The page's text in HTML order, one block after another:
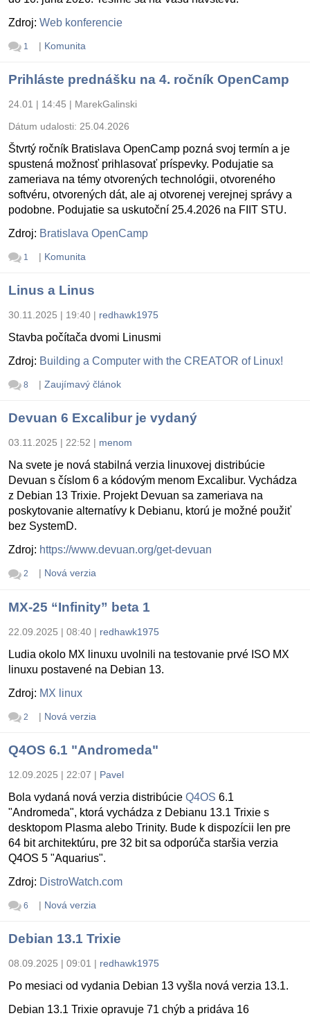
Zdroj: Web konferencie
1 | Komunita
Prihláste prednášku na 4. ročník OpenCamp
24.01 | 14:45 | MarekGalinski
Dátum udalosti: 25.04.2026
Štvrtý ročník Bratislava OpenCamp pozná svoj termín a je
spustená možnosť prihlasovať príspevky. Podujatie sa
zameriava na témy otvorených technológii, otvoreného
softvéru, otvorených dát, ale aj otvorenej verejnej správy a
podobne. Podujatie sa uskutoční 25.4.2026 na FIIT STU.
Zdroj: Bratislava OpenCamp
1 | Komunita
Linus a Linus
30.11.2025 | 19:40 | redhawk1975
Stavba počítača dvomi Linusmi
Zdroj: Building a Computer with the CREATOR of Linux!
8 | Zaujímavý článok
Devuan 6 Excalibur je vydaný
03.11.2025 | 22:52 | menom
Na svete je nová stabilná verzia linuxovej distribúcie
Devuan s číslom 6 a kódovým menom Excalibur. Vychádza
z Debian 13 Trixie. Projekt Devuan sa zameriava na
poskytovanie alternatívy k Debianu, ktorú je možné použiť
bez SystemD.
Zdroj: https://www.devuan.org/get-devuan
2 | Nová verzia
MX-25 “Infinity” beta 1
22.09.2025 | 08:40 | redhawk1975
Ludia okolo MX linuxu uvolnili na testovanie prvé ISO MX
linuxu postavené na Debian 13.
Zdroj: MX linux
2 | Nová verzia
Q4OS 6.1 "Andromeda"
12.09.2025 | 22:07 | Pavel
Bola vydaná nová verzia distribúcie Q4OS 6.1
"Andromeda", ktorá vychádza z Debianu 13.1 Trixie s
desktopom Plasma alebo Trinity. Bude k dispozícii len pre
64 bit architektúru, pre 32 bit sa odporúča staršia verzia
Q4OS 5 "Aquarius".
Zdroj: DistroWatch.com
6 | Nová verzia
Debian 13.1 Trixie
08.09.2025 | 09:01 | redhawk1975
Po mesiaci od vydania Debian 13 vyšla nová verzia 13.1.
Debian 13.1 Trixie opravuje 71 chýb a pridáva 16